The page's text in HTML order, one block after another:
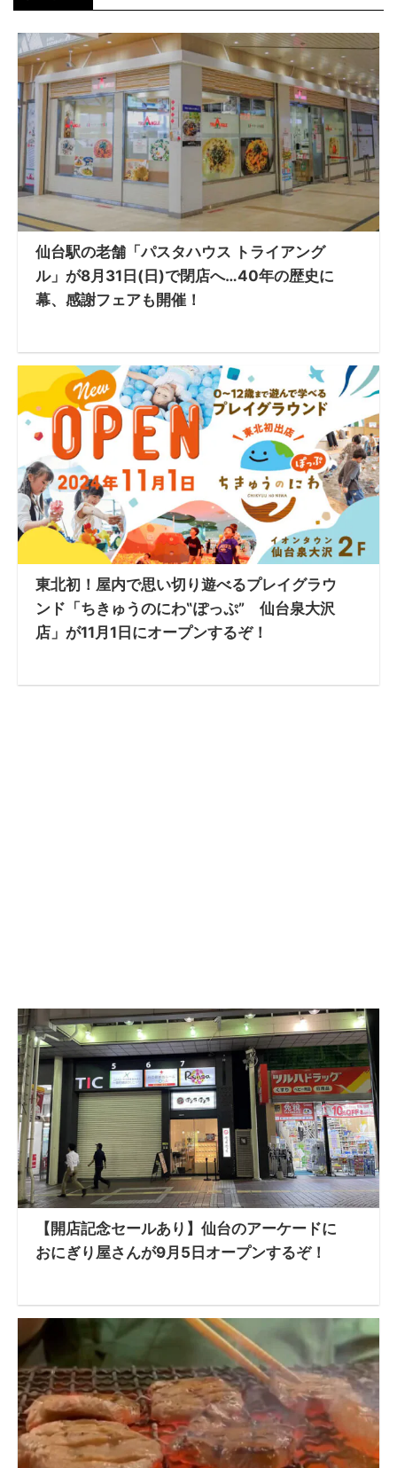
仙台駅の老舗「パスタハウス トライアング
ル」が8月31日(日)で閉店へ…40年の歴史に
幕、感謝フェアも開催！
東北初！屋内で思い切り遊べるプレイグラウ
ンド「ちきゅうのにわ‟ぽっぷ” 仙台泉大沢
店」が11月1日にオープンするぞ！
【開店記念セールあり】仙台のアーケードに
おにぎり屋さんが9月5日オープンするぞ！